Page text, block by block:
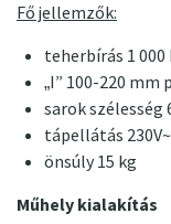
Fő jellemzők:
teherbírás 1 000
„I” 100-220 mm
sarok szélesség
tápellátás
önsúly 15 kg
Műhely kialakítás